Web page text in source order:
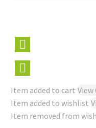
Item added to cart View
Item added to wishlist
Item removed from